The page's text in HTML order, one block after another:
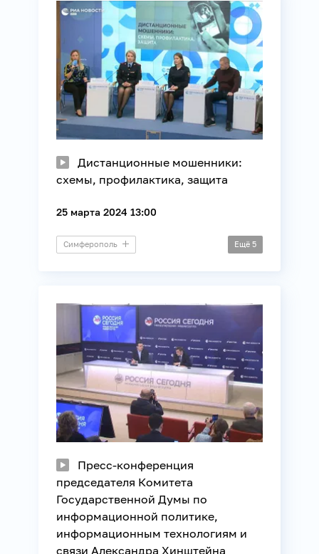
Связь Технологии
Дистанционные мошенники:
схемы, профилактика, защита
25 марта 2024 13:00
Симферополь
Регионы России Связь
Ещё 5
Пресс-конференция
председателя Комитета
Государственной Думы по
информационной политике,
информационным технологиям и
связи Александра Хинштейна